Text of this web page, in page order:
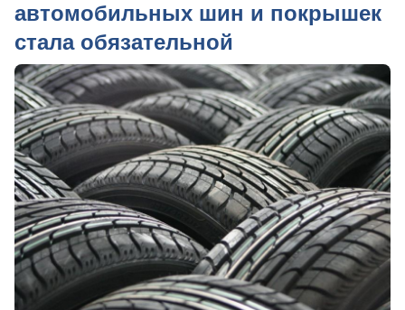
автомобильных шин и покрышек
стала обязательной